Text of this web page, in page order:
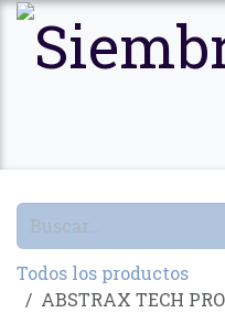
Ir al contenido
Todos los productos
ABSTRAX TECH